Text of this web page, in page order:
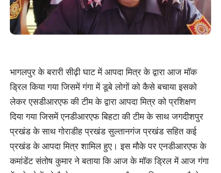
भागलपुर के बरारी सीढ़ी घाट में आपदा मित्र के द्वारा आज मॉक
ड्रिल किया गया जिसमें गंगा में डूबे लोगों को कैसे बचाया इसको
लेकर एसडीआरएफ की टीम के द्वारा आपदा मित्र को प्रशिक्षण
दिया गया जिसमें एनडीआरएफ बिहटा की टीम के साथ जगदीशपुर
प्रखंड के साथ गोराडीह प्रखंड सुल्तानगंज प्रखंड सहित कई
प्रखंड के आपदा मित्र शामिल हुए। इस मौके पर एनडीआरएफ के
कमांडेंट संतोष कुमार ने बताया कि आज के मॉक ड्रिल में आज गंगा